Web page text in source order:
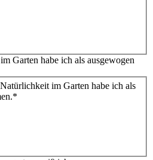
Garten habe ich als ausgewogen
im Garten habe ich als
*